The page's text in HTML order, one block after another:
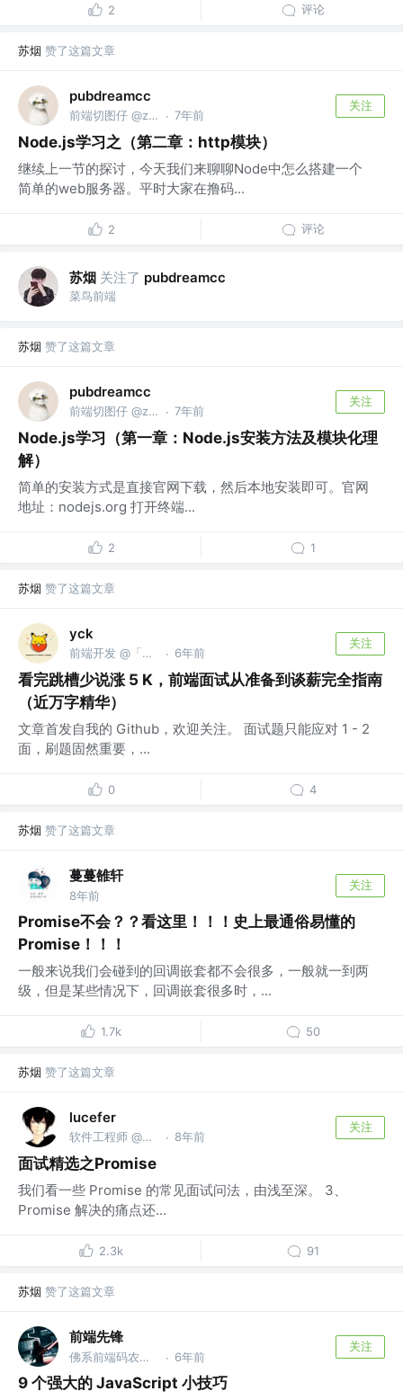
2 评论
苏烟 赞了这篇文章
pubdreamcc
前端切图仔 @zuolin · 7年前
关注
Node.js学习之（第二章：http模块）
继续上一节的探讨，今天我们来聊聊Node中怎么搭建一个
简单的web服务器。平时大家在撸码...
2 评论
苏烟 关注了 pubdreamcc
菜鸟前端
苏烟 赞了这篇文章
pubdreamcc
前端切图仔 @zuolin · 7年前
关注
Node.js学习（第一章：Node.js安装方法及模块化理
解）
简单的安装方式是直接官网下载，然后本地安装即可。官网
地址：nodejs.org 打开终端...
2 1
苏烟 赞了这篇文章
yck
前端开发 @「前端真好玩」公众号作者 · 6年前
关注
看完跳槽少说涨 5 K，前端面试从准备到谈薪完全指南
（近万字精华）
文章首发自我的 Github，欢迎关注。 面试题只能应对 1 - 2
面，刷题固然重要，...
0 4
苏烟 赞了这篇文章
蔓蔓雒轩
8年前
关注
Promise不会？？看这里！！！史上最通俗易懂的
Promise！！！
一般来说我们会碰到的回调嵌套都不会很多，一般就一到两
级，但是某些情况下，回调嵌套很多时，...
1.7k 50
苏烟 赞了这篇文章
lucefer
软件工程师 @未知 · 8年前
关注
面试精选之Promise
我们看一些 Promise 的常见面试问法，由浅至深。 3、
Promise 解决的痛点还...
2.3k 91
苏烟 赞了这篇文章
前端先锋
佛系前端码农，公众号：前端先锋 @公众号：前端先锋 · 6年前
关注
9 个强大的 JavaScript 小技巧